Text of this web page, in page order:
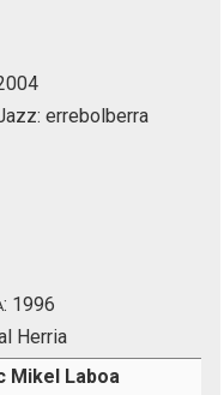
errebolberra
1996
Herria
Mikel Laboa